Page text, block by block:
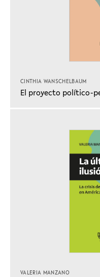
CINTHIA WANSCHELBAUM
El proyecto político-
VALERIA MANZANO